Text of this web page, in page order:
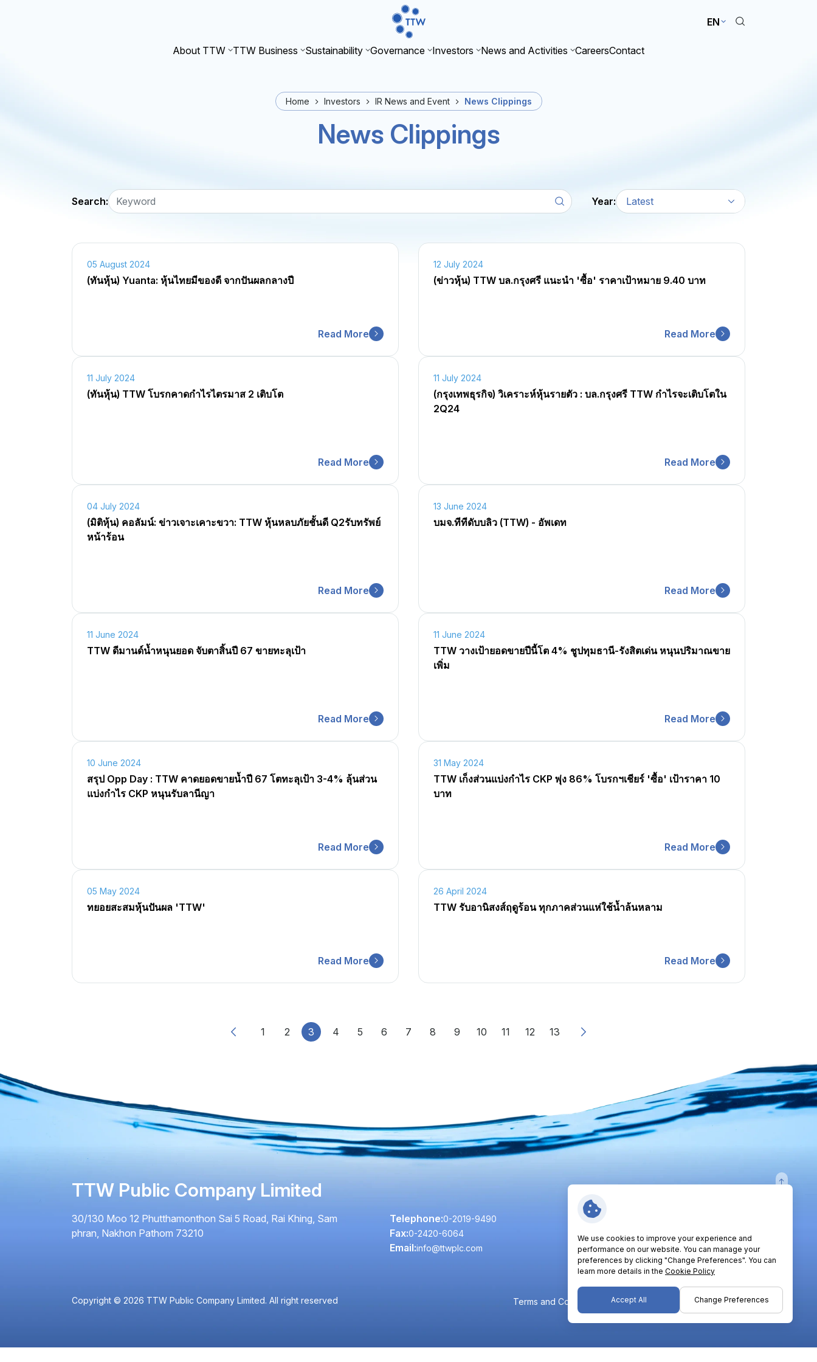
EN
About TTW TTW Business Sustainability Governance Investors News and Activities CareersContact
Home Investors IR News and Event News Clippings
News Clippings
Search: Year: Latest
05 August 2024
(ทันหุ้น) Yuanta: หุ้นไทยมีของดี จากปันผลกลางปี
Read More
12 July 2024
(ข่าวหุ้น) TTW บล.กรุงศรี แนะนำ 'ซื้อ' ราคาเป้าหมาย 9.40 บาท
Read More
11 July 2024
(ทันหุ้น) TTW โบรกคาดกำไรไตรมาส 2 เติบโต
Read More
11 July 2024
(กรุงเทพธุรกิจ) วิเคราะห์หุ้นรายตัว : บล.กรุงศรี TTW กำไรจะเติบโตใน
2Q24
Read More
04 July 2024
(มิติหุ้น) คอลัมน์: ข่าวเจาะเคาะขวา: TTW หุ้นหลบภัยชั้นดี Q2รับทรัพย์
หน้าร้อน
Read More
13 June 2024
บมจ.ทีทีดับบลิว (TTW) - อัพเดท
Read More
11 June 2024
TTW ดีมานด์น้ำหนุนยอด จับตาสิ้นปี 67 ขายทะลุเป้า
Read More
11 June 2024
TTW วางเป้ายอดขายปีนี้โต 4% ชูปทุมธานี-รังสิตเด่น หนุนปริมาณขาย
เพิ่ม
Read More
10 June 2024
สรุป Opp Day : TTW คาดยอดขายน้ำปี 67 โตทะลุเป้า 3-4% ลุ้นส่วน
แบ่งกำไร CKP หนุนรับลานีญา
Read More
31 May 2024
TTW เก็งส่วนแบ่งกำไร CKP พุ่ง 86% โบรกฯเชียร์ 'ซื้อ' เป้าราคา 10
บาท
Read More
05 May 2024
ทยอยสะสมหุ้นปันผล 'TTW'
Read More
26 April 2024
TTW รับอานิสงส์ฤดูร้อน ทุกภาคส่วนแห่ใช้น้ำล้นหลาม
Read More
1 2 3 4 5 6 7 8 9 10 11 12 13
TTW Public Company Limited
30/130 Moo 12 Phutthamonthon Sai 5 Road, Rai Khing, Sam
phran, Nakhon Pathom 73210
Telephone:0-2019-9490
Fax:0-2420-6064
Email:info@ttwplc.com
Follow Us:
Copyright © 2026 TTW Public Company Limited. All right reserved Terms and Conditions Privacy Policy Cookie PolicySitemap
We use cookies to improve your experience and
performance on our website. You can manage your
preferences by clicking "Change Preferences". You can
learn more details in the Cookie Policy
Accept All Change Preferences